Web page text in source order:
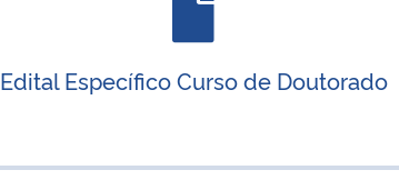
Edital Específico Curso de Doutorado